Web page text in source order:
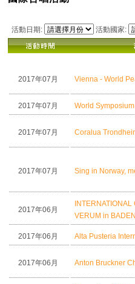
活動日期: 活動國家:
2017年07月 Vienna - World
2017年07月 World
2017年07月 Coralua
2017年07月 Sing in Norway,
2017年06月
INTERNATIONAL
VERUM in
2017年06月 Alta Pusteria
2017年06月 Anton Bruckner